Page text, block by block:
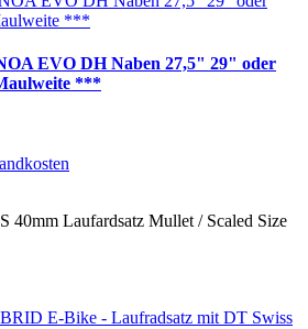
EVO DH Naben 27,5" 29" oder
***
Laufardsatz Mullet / Scaled Size